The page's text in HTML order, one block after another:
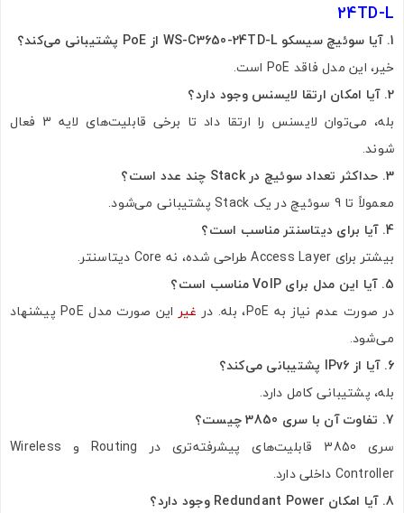
24TD-L
1. آیا سوئیچ سیسکو WS-C3650-24TD-L از PoE پشتیبانی می‌کند؟
خیر، این مدل فاقد PoE است.
2. آیا امکان ارتقا لایسنس وجود دارد؟
بله، می‌توان لایسنس را ارتقا داد تا برخی قابلیت‌های لایه 3 فعال
شوند.
3. حداکثر تعداد سوئیچ در Stack چند عدد است؟
معمولاً تا 9 سوئیچ در یک Stack پشتیبانی می‌شود.
4. آیا برای دیتاسنتر مناسب است؟
بیشتر برای Access Layer طراحی شده، نه Core دیتاسنتر.
5. آیا این مدل برای VoIP مناسب است؟
در صورت عدم نیاز به PoE، بله. در
غیر
این صورت مدل PoE پیشنهاد
می‌شود.
6. آیا از IPv6 پشتیبانی می‌کند؟
بله، پشتیبانی کامل دارد.
7. تفاوت آن با سری 3850 چیست؟
سری 3850 قابلیت‌های پیشرفته‌تری در Routing و Wireless
Controller داخلی دارد.
8. آیا امکان Redundant Power وجود دارد؟